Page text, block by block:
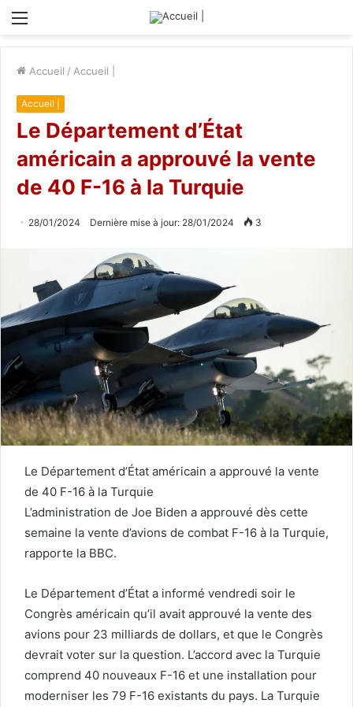
Menu
Accueil / Accueil |
Accueil |
Le Département d’État
américain a approuvé la vente
de 40 F-16 à la Turquie
28/01/2024 Dernière mise à jour: 28/01/2024 3
Le Département d’État américain a approuvé la vente
de 40 F-16 à la Turquie
L’administration de Joe Biden a approuvé dès cette
semaine la vente d’avions de combat F-16 à la Turquie,
rapporte la BBC.
Le Département d’État a informé vendredi soir le
Congrès américain qu’il avait approuvé la vente des
avions pour 23 milliards de dollars, et que le Congrès
devrait voter sur la question. L’accord avec la Turquie
comprend 40 nouveaux F-16 et une installation pour
moderniser les 79 F-16 existants du pays. La Turquie